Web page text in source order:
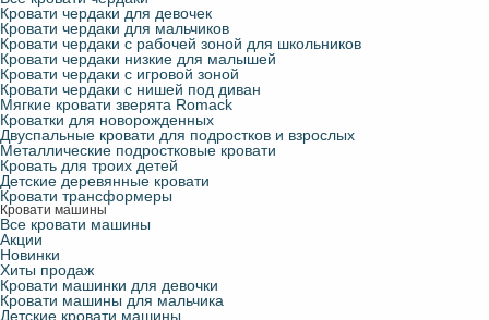
Кровати чердаки для девочек
Кровати чердаки для мальчиков
Кровати чердаки с рабочей зоной для школьников
Кровати чердаки низкие для малышей
Кровати чердаки с игровой зоной
Кровати чердаки с нишей под диван
Мягкие кровати зверята Romack
Кроватки для новорожденных
Двуспальные кровати для подростков и взрослых
Металлические подростковые кровати
Кровать для троих детей
Детские деревянные кровати
Кровати трансформеры
Кровати машины
Все кровати машины
Акции
Новинки
Хиты продаж
Кровати машинки для девочки
Кровати машины для мальчика
Детские кровати машины